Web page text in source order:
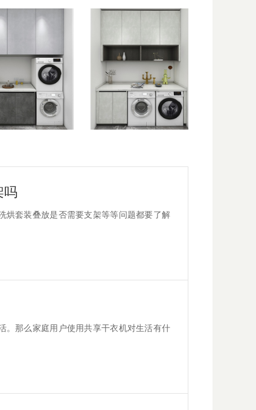
吗
烘套装叠放是否需要支架等等问题都要了解
。那么家庭用户使用共享干衣机对生活有什